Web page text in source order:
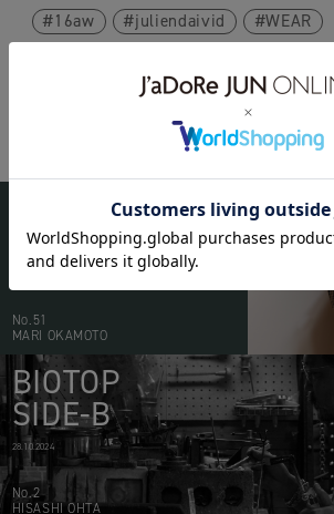
16aw juliendaivid WEAR
BIOTOP
PEOPLE
No.51
MARI OKAMOTO
BIOTOP
SIDE-B
28.10.2024
No.2
HISASHI OHTA